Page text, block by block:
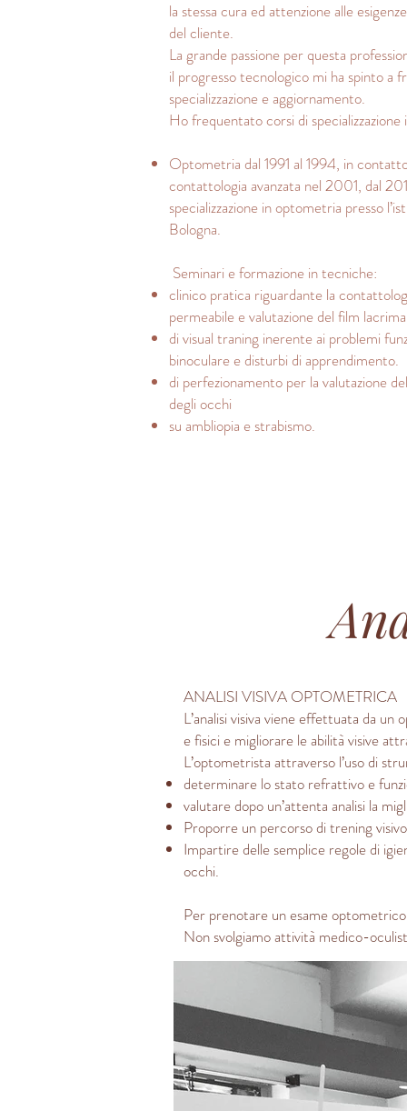
la stessa cura ed attenzione alle
del cliente.
La grande passione per questa
il progresso tecnologico mi ha spinto a
specializzazione e aggiornamento.
Ho frequentato corsi di specializzazione
Optometria dal 1991 al 1994, in
contattologia avanzata nel 2001, dal
specializzazione in optometria presso
Bologna.
Seminari e formazione in tecniche:
clinico pratica riguardante la
permeabile e valutazione del film
di visual traning inerente ai problemi
binoculare e disturbi di apprendimento.
di perfezionamento per la valutazione
degli occhi
su ambliopia e strabismo.
ANALISI VISIVA OPTOMETRICA
L’analisi visiva viene effettuata da
e fisici e migliorare le abilità visive
L’optometrista attraverso l’uso di
determinare lo stato refrattivo e
valutare dopo un’attenta analisi la
Proporre un percorso di trening
Impartire delle semplice regole di
occhi.
Per prenotare un esame
Non svolgiamo attività medico-